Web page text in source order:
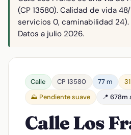
(CP 13580). Calidad de vida
servicios 0, caminabilidad 24).
Datos a julio 2026.
Calle CP 13580 77 m
⛰️ Pendiente suave
📍 678m
Calle Los